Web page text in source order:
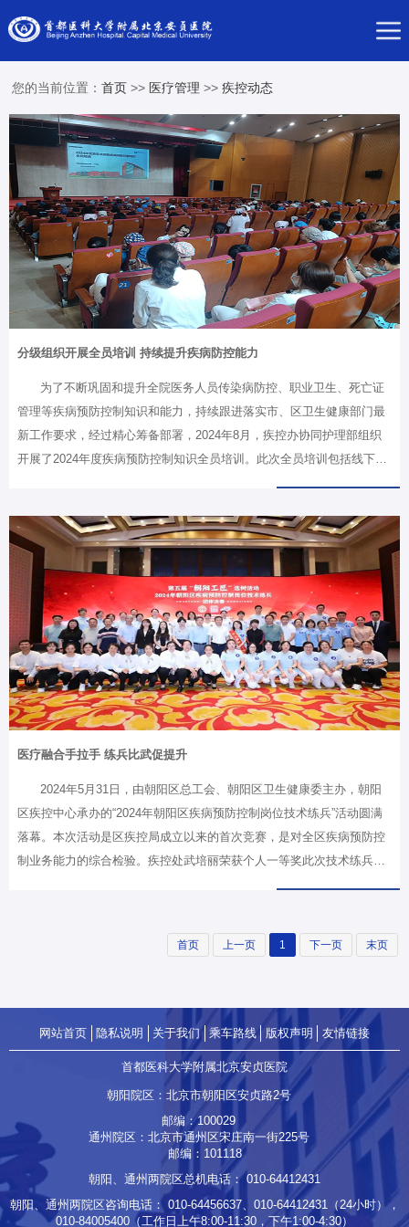
您的当前位置：首页 >> 医疗管理 >>疾控动态
分级组织开展全员培训 持续提升疾病防控能力
为了不断巩固和提升全院医务人员传染病防控、职业卫生、死亡证
管理等疾病预防控制知识和能力，持续跟进落实市、区卫生健康部门最
新工作要求，经过精心筹备部署，2024年8月，疾控办协同护理部组织
开展了2024年度疾病预防控制知识全员培训。此次全员培训包括线下学
会，会议由院感办副主任，疾控办负责人朱晨曦主持。培训内容涵盖呼
吸道传染病、肠道传染病、自然疫源性疾病、计免相关传染病、食源性
疾病、职业卫生、死亡证明、法律法规等多个方面；不仅有来自院内呼
吸内科、儿科、感染科、院感办的多名科室大咖现场授课，还有来自北
京市疾病预防控制局、朝阳区疾病预防控制中心的多名专家莅临授课。8
月9-16日，各科室传染病自…
医疗融合手拉手 练兵比武促提升
2024年5月31日，由朝阳区总工会、朝阳区卫生健康委主办，朝阳
区疾控中心承办的“2024年朝阳区疾病预防控制岗位技术练兵”活动圆满
落幕。本次活动是区疾控局成立以来的首次竞赛，是对全区疾病预防控
制业务能力的综合检验。疾控处武培丽荣获个人一等奖此次技术练兵活
机构及社区卫生服务中心等63家机构438名疾病预防控制岗位骨干人员
参加了初赛。我院疾控处工作人员武培丽代表医院参赛，在初赛中获
赛，其中医院联合代表队为医疗机构初赛成绩的前6名，分别是我院疾控
处武培丽和来自北京市第…
首页 上一页 1 下一页 末页
网站首页 隐私说明 关于我们 乘车路线 版权声明 友情链接
首都医科大学附属北京安贞医院
朝阳院区：北京市朝阳区安贞路2号
邮编：100029
通州院区：北京市通州区宋庄南一街225号
邮编：101118
朝阳、通州两院区总机电话： 010-64412431
朝阳、通州两院区咨询电话： 010-64456637、 010-64412431（24小时），
010-84005400 （工作日上午8:00-11:30，下午1:00-4:30）